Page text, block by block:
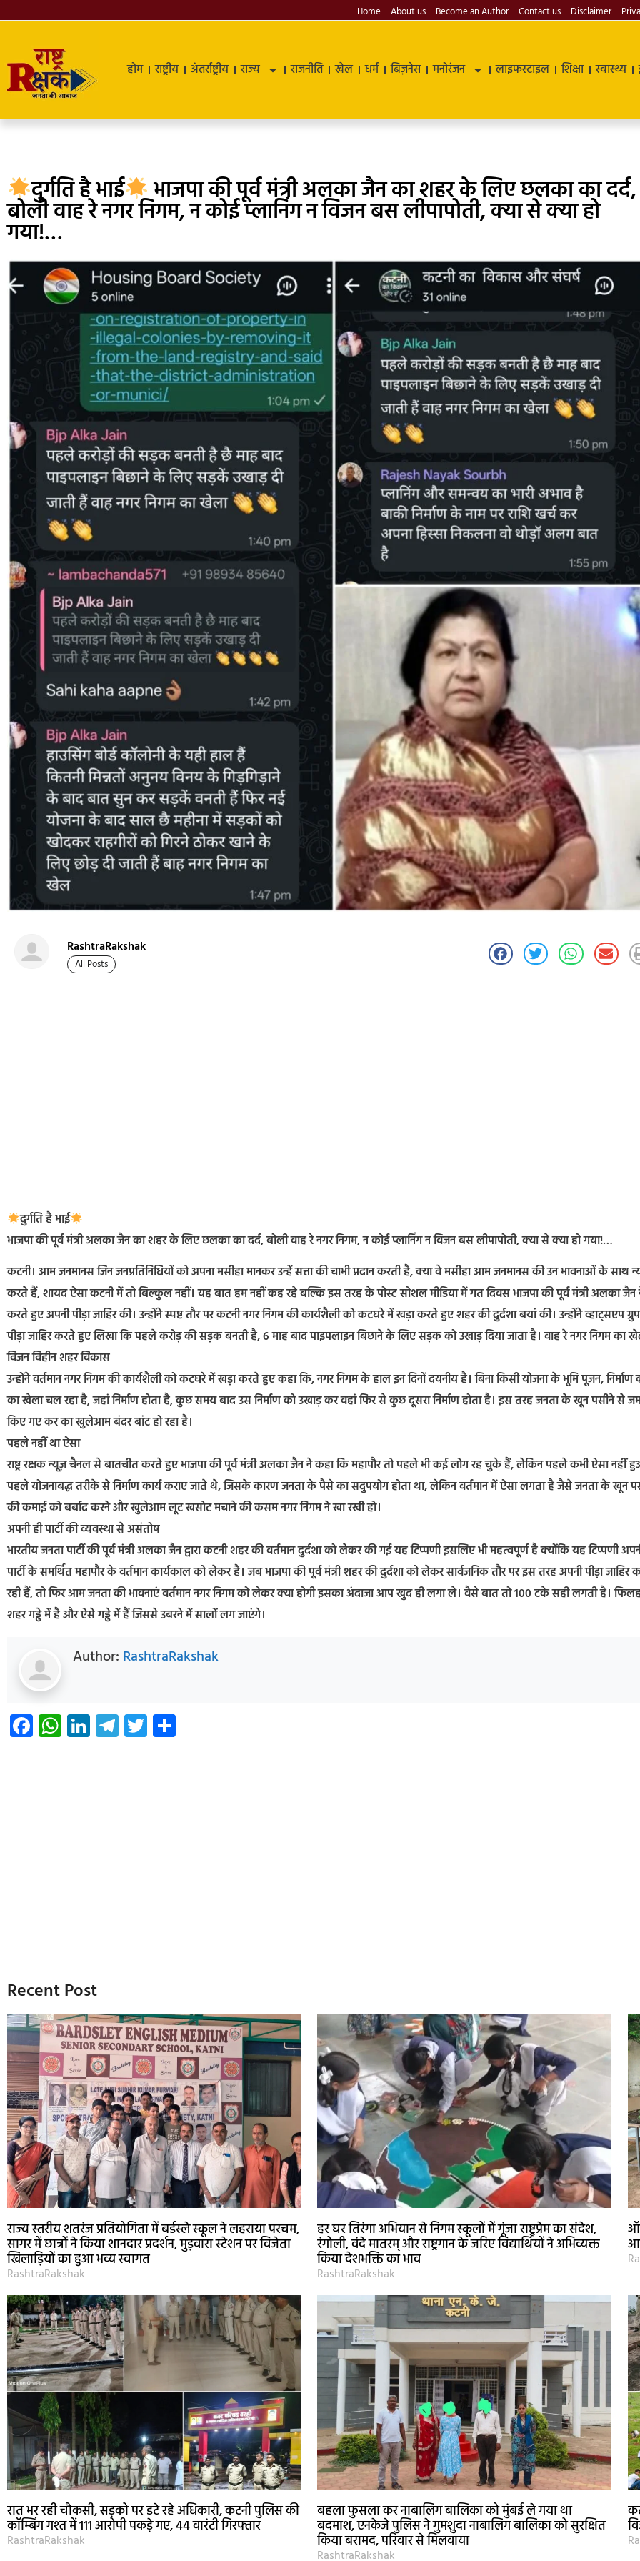
Home About us Become an Author Contact us Disclaimer
होम राष्ट्रीय अंतर्राष्ट्रीय राज्य राजनीति खेल धर्म बिज़नेस मनोरंजन लाइफस्टाइल शिक्षा स्वास्थ्य
दुर्गति है भाई भाजपा की पूर्व मंत्री अलका जैन का शहर के लिए छलका का दर्द,
बोली वाह रे नगर निगम, न कोई प्लानिंग न विजन बस लीपापोती, क्या से क्या हो
गया!…
RashtraRakshak
All Posts
दुर्गति है भाई
भाजपा की पूर्व मंत्री अलका जैन का शहर के लिए छलका का दर्द, बोली वाह रे नगर निगम, न कोई प्लानिंग न विजन बस लीपापोती, क्या से क्या हो गया!…
कटनी। आम जनमानस जिन जनप्रतिनिधियों को अपना मसीहा मानकर उन्हें सत्ता की चाभी प्रदान करती है, क्या वे मसीहा आम जनमानस की उन भावनाओं के साथ
करते हैं, शायद ऐसा कटनी में तो बिल्कुल नहीं। यह बात हम नहीं कह रहे बल्कि इस तरह के पोस्ट सोशल मीडिया में गत दिवस भाजपा की पूर्व मंत्री अलका जैन
करते हुए अपनी पीड़ा जाहिर की। उन्होंने स्पष्ट तौर पर कटनी नगर निगम की कार्यशैली को कटघरे में खड़ा करते हुए शहर की दुर्दशा बयां की। उन्होंने व्हाट्सएप
पीड़ा जाहिर करते हुए लिखा कि पहले करोड़ की सड़क बनती है, 6 माह बाद पाइपलाइन बिछाने के लिए सड़क को उखाड़ दिया जाता है। वाह रे नगर निगम का
विजन विहीन शहर विकास
उन्होंने वर्तमान नगर निगम की कार्यशैली को कटघरे में खड़ा करते हुए कहा कि, नगर निगम के हाल इन दिनों दयनीय है। बिना किसी योजना के भूमि पूजन, निर्माण
का खेला चल रहा है, जहां निर्माण होता है, कुछ समय बाद उस निर्माण को उखाड़ कर वहां फिर से कुछ दूसरा निर्माण होता है। इस तरह जनता के खून पसीने से
किए गए कर का खुलेआम बंदर बांट हो रहा है।
पहले नहीं था ऐसा
राष्ट्र रक्षक न्यूज़ चैनल से बातचीत करते हुए भाजपा की पूर्व मंत्री अलका जैन ने कहा कि महापौर तो पहले भी कई लोग रह चुके हैं, लेकिन पहले कभी ऐसा नहीं
पहले योजनाबद्ध तरीके से निर्माण कार्य कराए जाते थे, जिसके कारण जनता के पैसे का सदुपयोग होता था, लेकिन वर्तमान में ऐसा लगता है जैसे जनता के खून
की कमाई को बर्बाद करने और खुलेआम लूट खसोट मचाने की कसम नगर निगम ने खा रखी हो।
अपनी ही पार्टी की व्यवस्था से असंतोष
भारतीय जनता पार्टी की पूर्व मंत्री अलका जैन द्वारा कटनी शहर की वर्तमान दुर्दशा को लेकर की गई यह टिप्पणी इसलिए भी महत्वपूर्ण है क्योंकि यह टिप्पणी
पार्टी के समर्थित महापौर के वर्तमान कार्यकाल को लेकर है। जब भाजपा की पूर्व मंत्री शहर की दुर्दशा को लेकर सार्वजनिक तौर पर इस तरह अपनी पीड़ा जाहिर
रही हैं, तो फिर आम जनता की भावनाएं वर्तमान नगर निगम को लेकर क्या होगी इसका अंदाजा आप खुद ही लगा ले। वैसे बात तो 100 टके सही लगती है।
शहर गड्ढे में है और ऐसे गड्ढे में हैं जिससे उबरने में सालों लग जाएंगे।
Author: RashtraRakshak
Facebook
WhatsApp
LinkedIn
Telegram
Twitter
Recent Post
राज्य स्तरीय शतरंज प्रतियोगिता में बर्डस्ले स्कूल ने लहराया परचम,
सागर में छात्रों ने किया शानदार प्रदर्शन, मुड़वारा स्टेशन पर विजेता
खिलाड़ियों का हुआ भव्य स्वागत
RashtraRakshak
हर घर तिरंगा अभियान से निगम स्कूलों में गूंजा राष्ट्रप्रेम का संदेश,
रंगोली, वंदे मातरम् और राष्ट्रगान के जरिए विद्यार्थियों ने अभिव्यक्त
किया देशभक्ति का भाव
RashtraRakshak
रात भर रही चौकसी, सड़को पर डटे रहे अधिकारी, कटनी पुलिस की
कॉम्बिंग गश्त में 111 आरोपी पकड़े गए, 44 वारंटी गिरफ्तार
RashtraRakshak
बहला फुसला कर नाबालिग बालिका को मुंबई ले गया था
बदमाश, एनकेजे पुलिस ने गुमशुदा नाबालिग बालिका को सुरक्षित
किया बरामद, परिवार से मिलवाया
RashtraRakshak